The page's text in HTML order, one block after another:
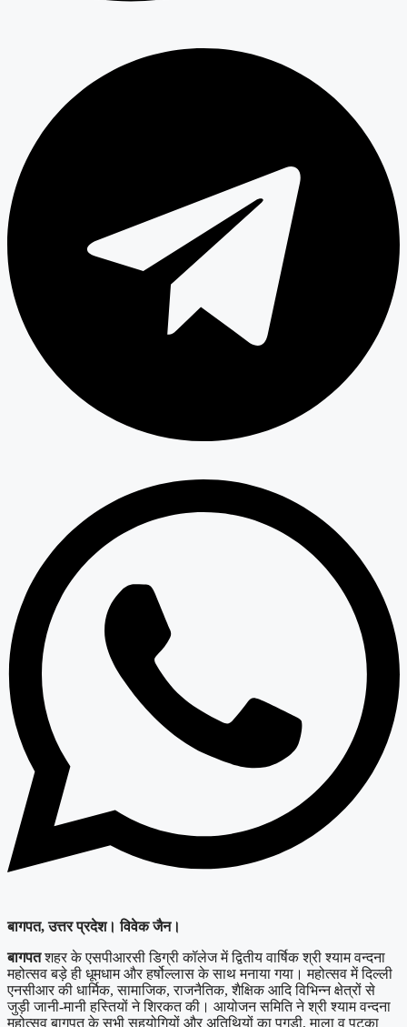
बागपत, उत्तर प्रदेश। विवेक जैन।
बागपतशहर के एसपीआरसी डिग्री कॉलेज में द्वितीय वार्षिक श्री श्याम वन्दना
महोत्सव बड़े ही धूमधाम और हर्षोल्लास के साथ मनाया गया। महोत्सव में दिल्ली
एनसीआर की धार्मिक, सामाजिक, राजनैतिक, शैक्षिक आदि विभिन्न क्षेत्रों से
जुड़ी जानी-मानी हस्तियों ने शिरकत की। आयोजन समिति ने श्री श्याम वन्दना
महोत्सव बागपत के सभी सहयोगियों और अतिथियों का पगड़ी, माला व पटका